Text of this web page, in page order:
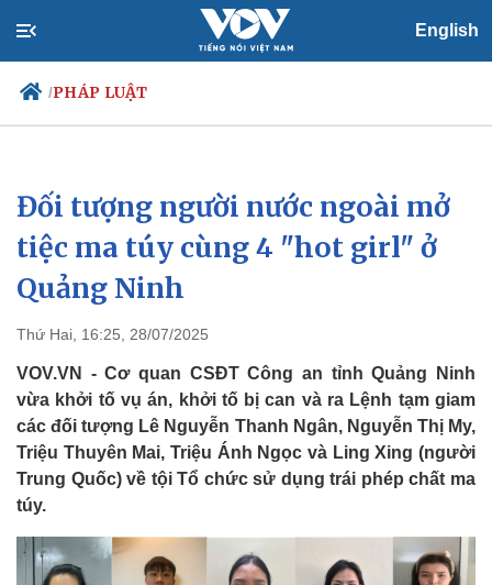
English
/PHÁP LUẬT
Chính trị
Đảng
Tổ chức nhân sự
Quốc hội
Nhận diện sự thật
Xã hội
Tin 24h
Dự báo thời tiết
Đối tượng người nước ngoài mở
tiệc ma túy cùng 4 "hot girl" ở
Quảng Ninh
Thứ Hai, 16:25, 28/07/2025
VOV.VN - Cơ quan CSĐT Công an tỉnh Quảng Ninh
vừa khởi tố vụ án, khởi tố bị can và ra Lệnh tạm giam
các đối tượng Lê Nguyễn Thanh Ngân, Nguyễn Thị My,
Triệu Thuyên Mai, Triệu Ánh Ngọc và Ling Xing (người
Trung Quốc) về tội Tổ chức sử dụng trái phép chất ma
túy.